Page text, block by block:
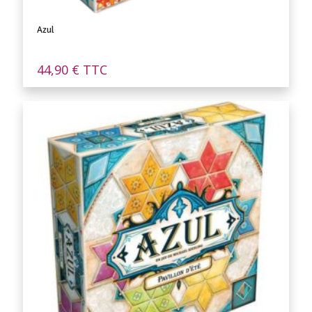
Azul
44,90 € TTC